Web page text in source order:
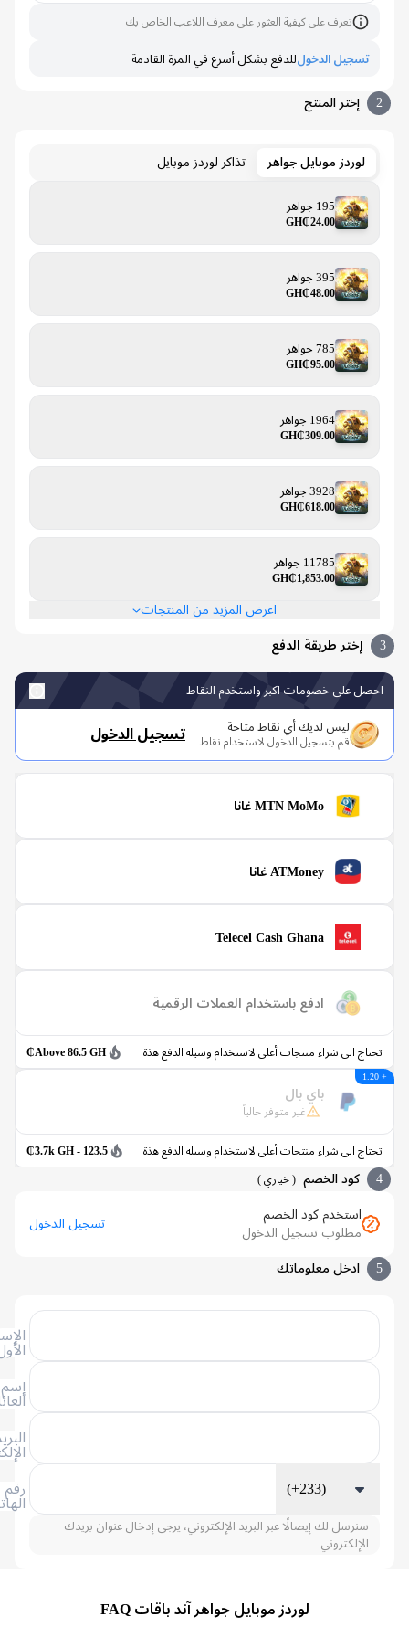
تعرف على كيفية العثور على معرف اللاعب الخاص بك
تسجيل الدخول للدفع بشكل أسرع في المرة القادمة
إختر المنتج
لوردز موبايل جواهر تذاكر لوردز موبايل
195 جواهر
GH₵24.00
395 جواهر
GH₵48.00
785 جواهر
GH₵95.00
1964 جواهر
GH₵309.00
3928 جواهر
GH₵618.00
11785 جواهر
GH₵1,853.00
اعرض المزيد من المنتجات
إختر طريقة الدفع
على خصومات اكبر واستخدم النقاط
ليس لديك أي نقاط متاحة
قم بتسجيل الدخول لاستخدام نقاط تسجيل الدخول
MTN MoMo غانا
ATMoney غانا
Telecel Cash Ghana
ادفع باستخدام العملات الرقمية
الى شراء منتجات أعلى لاستخدام وسيله الدفع هذة Above 86.5 GH₵
باي بال
غير متوفر حالياً
الى شراء منتجات أعلى لاستخدام وسيله الدفع هذة 123.5 - 3.7k GH₵
كود الخصم (خياري )
استخدم كود الخصم
مطلوب تسجيل الدخول
تسجيل الدخول
ادخل معلوماتك
العائلة
الإلكتروني
الهاتف
(+233)
سنرسل لك إيصالًا عبر البريد الإلكتروني، يرجى إدخال عنوان بريدك
الإلكتروني.
لوردز موبايل جواهر آند باقات FAQ